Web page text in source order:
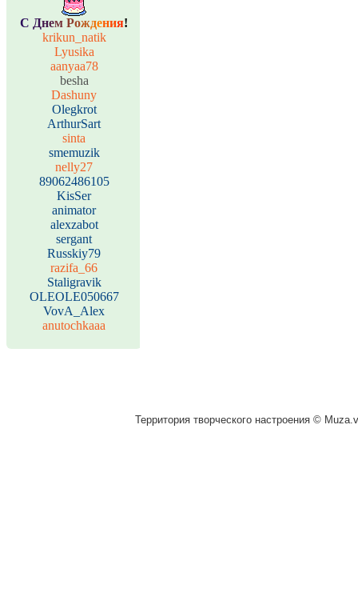
С Днем Рождения!
krikun_natik
Lyusika
aanyaa78
besha
Dashuny
Olegkrot
ArthurSart
sinta
smemuzik
nelly27
89062486105
KisSer
animator
alexzabot
sergant
Russkiy79
razifa_66
Staligravik
OLEOLE050667
VovA_Alex
anutochkaaa
Территория творческого настроения ©